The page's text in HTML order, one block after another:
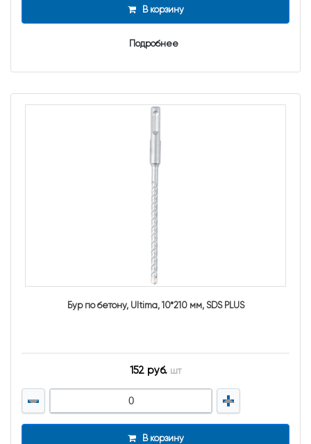
В корзину
Подробнее
Бур по бетону, Ultima, 10*210 мм, SDS PLUS
152 руб. шт
В корзину